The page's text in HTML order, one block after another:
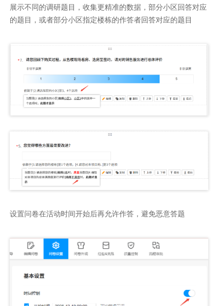
展示不同的调研题目，收集更精准的数据，部分小区回答对应
的题目，或者部分小区指定楼栋的作答者回答对应的题目
设置问卷在活动时间开始后再允许作答，避免恶意答题